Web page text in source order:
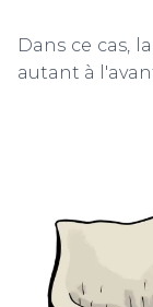
Dans ce cas,
autant à